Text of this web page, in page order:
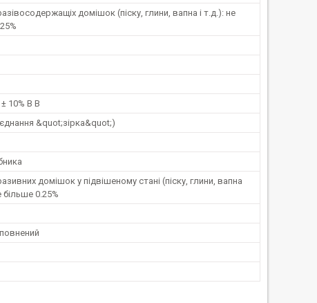
домішок (піску, глини, вапна і т.д.): не
10% В В
&quot;зірка&quot;)
домішок у підвішеному стані (піску, глини, вапна
0.25%